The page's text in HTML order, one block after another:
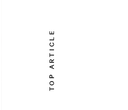
TOP ARTICLE